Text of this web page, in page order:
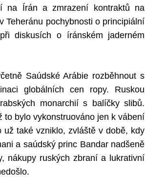
na Írán a zmrazení kontraktů na
Teheránu pochybnosti o principiální
diskusích o íránském jaderném
Saúdské Arábie rozběhnout s
globálních cen ropy. Ruskou
monarchií s balíčky slibů.
bylo vykonstruováno jen k vábení
také vzniklo, zvláště v době, kdy
a saúdský princ Bandar nadšeně
nákupy ruských zbraní a lukrativní